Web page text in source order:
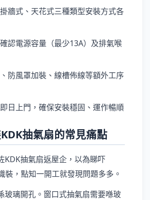
牆式、天花式三種類型安裝方式各
認電源容量（最少13A）及排氣喉
防風罩加裝、線槽佈線等額外工序
日上門，確保安裝穩固、運作暢順
抽氣扇的常見痛點
KDK抽氣扇返屋企，以為睇吓
裝，點知一開工就發現問題多多。
玻璃開孔。窗口式抽氣扇需要喺玻